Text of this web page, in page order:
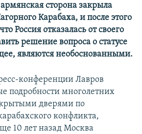
сторона закрыла
Карабаха, и после этого
Россия отказалась от своего
решение вопроса о статусе
являются необоснованными.
конференции Лавров
подробности многолетних
дверями по
конфликта,
10 лет назад Москва